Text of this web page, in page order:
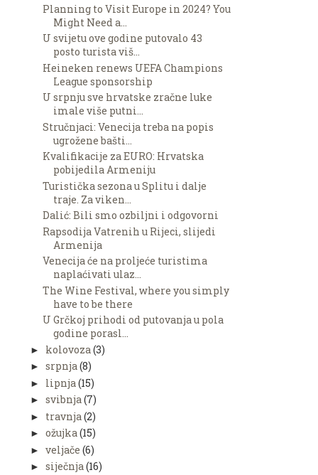
Planning to Visit Europe in 2024? You
Might Need a...
U svijetu ove godine putovalo 43
posto turista viš...
Heineken renews UEFA Champions
League sponsorship
U srpnju sve hrvatske zračne luke
imale više putni...
Stručnjaci: Venecija treba na popis
ugrožene bašti...
Kvalifikacije za EURO: Hrvatska
pobijedila Armeniju
Turistička sezona u Splitu i dalje
traje. Za viken...
Dalić: Bili smo ozbiljni i odgovorni
Rapsodija Vatrenih u Rijeci, slijedi
Armenija
Venecija će na proljeće turistima
naplaćivati ulaz...
The Wine Festival, where you simply
have to be there
U Grčkoj prihodi od putovanja u pola
godine porasl...
► kolovoza (3)
► srpnja(8)
► lipnja (15)
► svibnja(7)
► travnja (2)
► ožujka(15)
► veljače (6)
► siječnja(16)